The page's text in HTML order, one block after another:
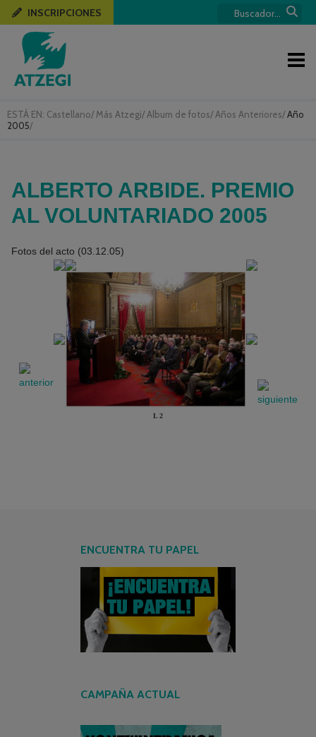
ESTÁ EN: Castellano/ Más Atzegi/ Album de fotos/ Años Anteriores/Año
2005/
INSCRIPCIONES
ALBERTO ARBIDE. PREMIO
AL VOLUNTARIADO 2005
Fotos del acto (03.12.05)
L 2
ENCUENTRA TU PAPEL
CAMPAÑA ACTUAL